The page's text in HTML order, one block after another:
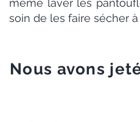
même laver les
soin de les faire sécher à
Nous avons